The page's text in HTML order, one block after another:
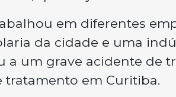
em diferentes
da cidade e uma
a um grave acidente de
tratamento em Curitiba.